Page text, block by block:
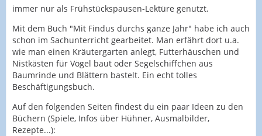
immer nur als Frühstückspausen-Lektüre genutzt.
Mit dem Buch "Mit Findus durchs ganze Jahr" habe ich auch
schon im Sachunterricht gearbeitet. Man erfährt dort u.a.
wie man einen Kräutergarten anlegt, Futterhäuschen und
Nistkästen für Vögel baut oder Segelschiffchen aus
Baumrinde und Blättern bastelt. Ein echt tolles
Beschäftigungsbuch.
Auf den folgenden Seiten findest du ein paar Ideen zu den
Büchern (Spiele, Infos über Hühner, Ausmalbilder,
Rezepte...):